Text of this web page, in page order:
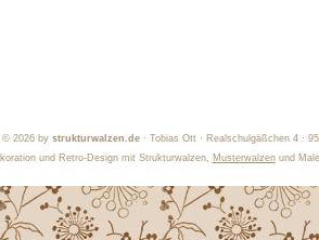
© 2026 by strukturwalzen.de · Tobias Ott · Realschulgäßchen 4 ·
und Retro-Design mit Strukturwalzen,
Musterwalzenund